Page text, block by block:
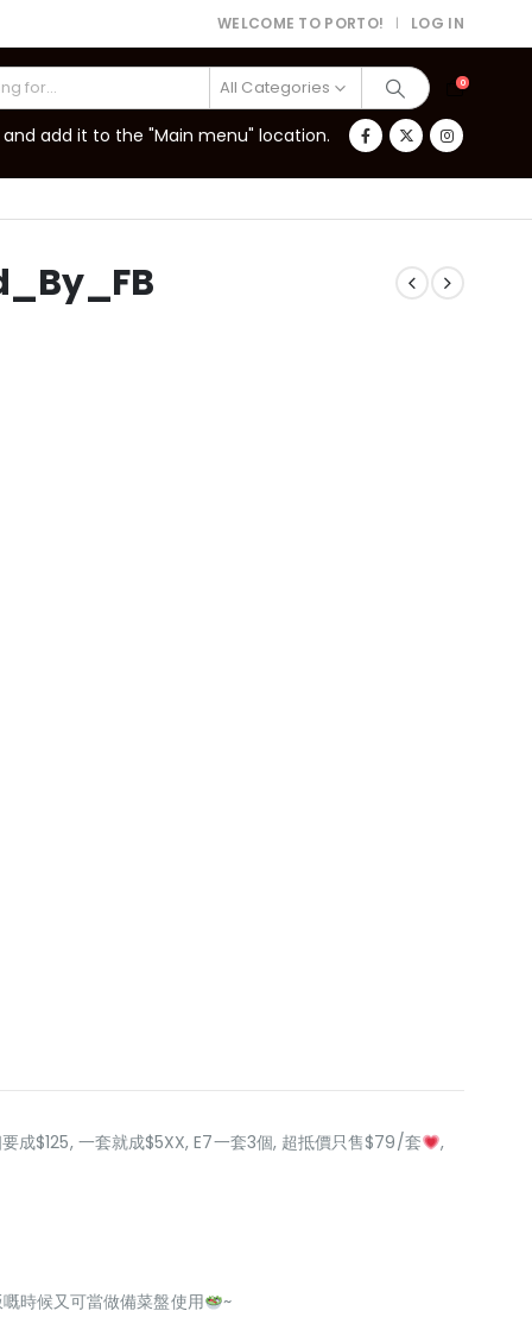
WELCOME TO PORTO! | LOG IN
All Categories 0
add it to the "Main menu" location.
$125, 一套就成$5XX, E7一套3個, 超抵價只售$79/套 ,
時候又可當做備菜盤使用 ~